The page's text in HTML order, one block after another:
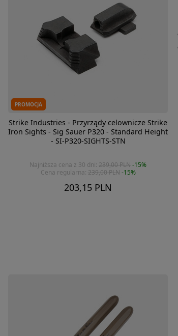
PROMOCJA
Strike Industries - Przyrządy celownicze Strike
Iron Sights - Sig Sauer P320 - Standard Height
- SI-P320-SIGHTS-STN
203,15 PLN
Najniższa cena z 30 dni: 239,00 PLN-15%
Cena regularna: 239,00 PLN -15%